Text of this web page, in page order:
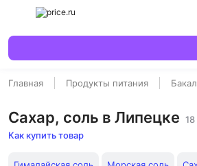
Главная Продукты питания
Сахар, соль в Липецке
Как купить товар